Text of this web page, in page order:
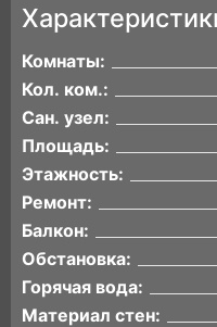
Комнаты:
Кол. ком.:
Сан. узел:
Площадь:
Этажность:
Ремонт:
Балкон:
Обстановка:
Горячая вода:
Материал стен: